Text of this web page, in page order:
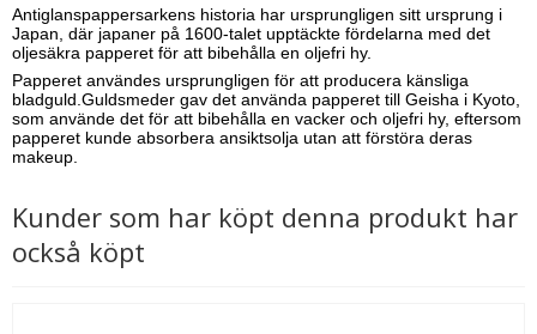
Antiglanspappersarkens historia har ursprungligen sitt ursprung i
Japan, där japaner på 1600-talet upptäckte fördelarna med det
oljesäkra papperet för att bibehålla en oljefri hy.
Papperet användes ursprungligen för att producera känsliga
bladguld.Guldsmeder gav det använda papperet till Geisha i Kyoto,
som använde det för att bibehålla en vacker och oljefri hy, eftersom
papperet kunde absorbera ansiktsolja utan att förstöra deras
makeup.
Kunder som har köpt denna produkt har
också köpt